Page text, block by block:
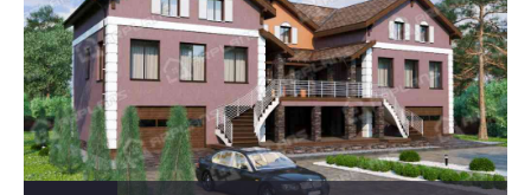
Согласен на обработку персональных данных
This site is protected by reCAPTCHA and the GooglePrivacy PolicyandTerms of Service
ОТПРАВИТЬ